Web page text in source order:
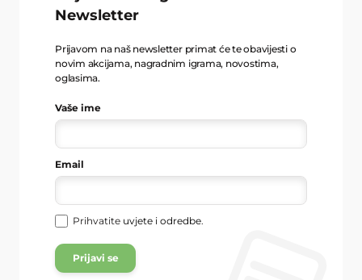
Newsletter
Prijavom na naš newsletter primat će te obavijesti o
novim akcijama, nagradnim igrama, novostima,
oglasima.
Vaše ime
Email
Prihvatite uvjete i odredbe.
Prijavi se